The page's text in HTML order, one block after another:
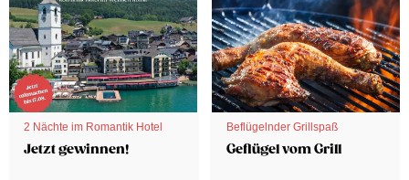
2 Nächte im Romantik Hotel
Jetzt gewinnen!
Beflügelnder Grillspaß
Geflügel vom Grill